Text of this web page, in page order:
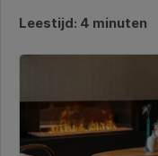
Leestijd: 4 minuten